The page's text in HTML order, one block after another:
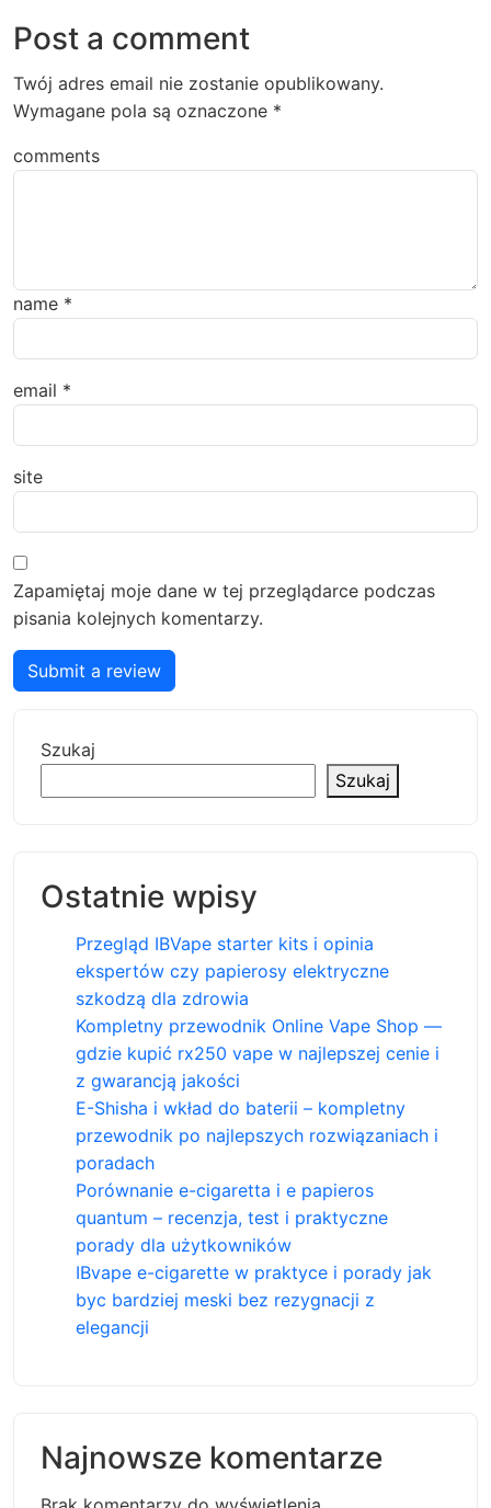
Post a comment
Twój adres email nie zostanie opublikowany.
Wymagane pola są oznaczone *
comments
name *
email *
site
Zapamiętaj moje dane w tej przeglądarce podczas
pisania kolejnych komentarzy.
Submit a review
Szukaj
Szukaj
Ostatnie wpisy
Przegląd IBVape starter kits i opinia
ekspertów czy papierosy elektryczne
szkodzą dla zdrowia
Kompletny przewodnik Online Vape Shop —
gdzie kupić rx250 vape w najlepszej cenie i
z gwarancją jakości
E-Shisha i wkład do baterii – kompletny
przewodnik po najlepszych rozwiązaniach i
poradach
Porównanie e-cigaretta i e papieros
quantum – recenzja, test i praktyczne
porady dla użytkowników
IBvape e-cigarette w praktyce i porady jak
byc bardziej meski bez rezygnacji z
elegancji
Najnowsze komentarze